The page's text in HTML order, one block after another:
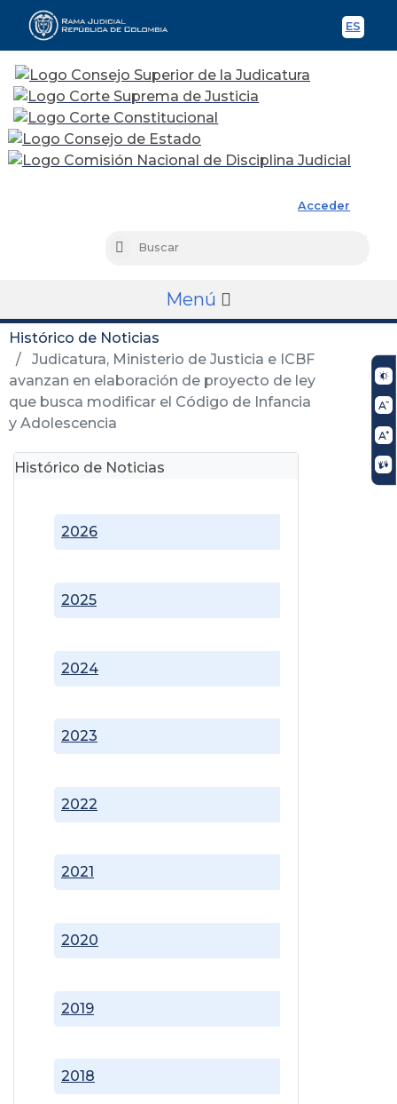
ES
Acceder
Buscar
Menú
Histórico de Noticias
Judicatura, Ministerio de Justicia e ICBF
avanzan en elaboración de proyecto de ley
que busca modificar el Código de Infancia
y Adolescencia
Histórico de Noticias
2018
2019
2020
2021
2022
2023
2024
2025
2026